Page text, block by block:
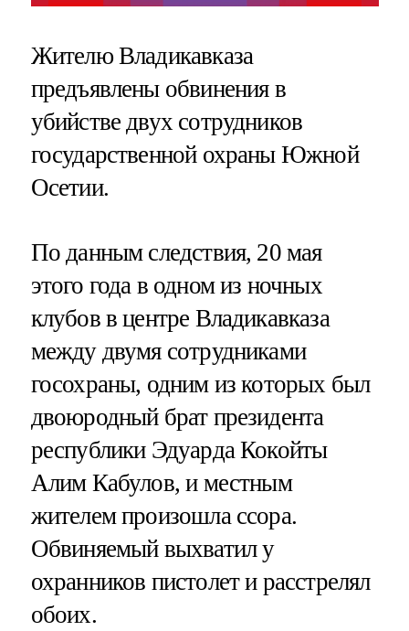
Жителю Владикавказа
предъявлены обвинения в
убийстве двух сотрудников
государственной охраны Южной
Осетии.
По данным следствия, 20 мая
этого года в одном из ночных
клубов в центре Владикавказа
между двумя сотрудниками
госохраны, одним из которых был
двоюродный брат президента
республики Эдуарда Кокойты
Алим Кабулов, и местным
жителем произошла ссора.
Обвиняемый выхватил у
охранников пистолет и расстрелял
обоих.